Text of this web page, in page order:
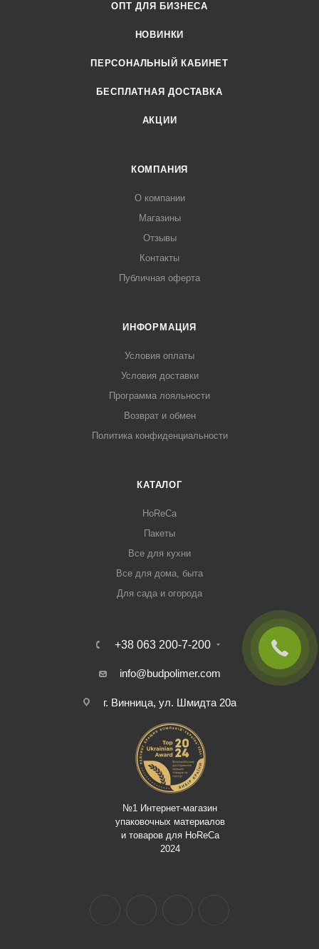
ОПТ ДЛЯ БИЗНЕСА
НОВИНКИ
ПЕРСОНАЛЬНЫЙ КАБИНЕТ
БЕСПЛАТНАЯ ДОСТАВКА
АКЦИИ
КОМПАНИЯ
О компании
Магазины
Отзывы
Контакты
Публичная оферта
ИНФОРМАЦИЯ
Условия оплаты
Условия доставки
Программа лояльности
Возврат и обмен
Политика конфиденциальности
КАТАЛОГ
HoReCa
Пакеты
Все для кухни
Все для дома, быта
Для сада и огорода
+38 063 200-7-200
info@budpolimer.com
г. Винница, ул. Шмидта 20а
№1 Интернет-магазин
упаковочных материалов
и товаров для HoReCa
2024